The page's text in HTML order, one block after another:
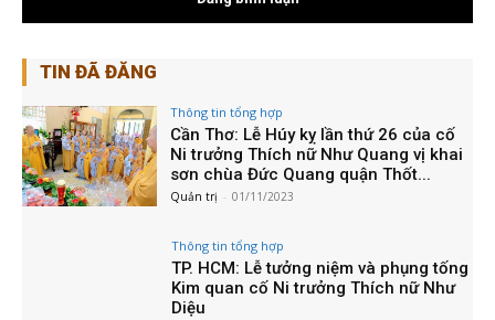
TIN ĐÃ ĐĂNG
Thông tin tổng hợp
Cần Thơ: Lễ Húy kỵ lần thứ 26 của cố
Ni trưởng Thích nữ Như Quang vị khai
sơn chùa Đức Quang quận Thốt...
Quản trị - 01/11/2023
Thông tin tổng hợp
TP. HCM: Lễ tưởng niệm và phụng tống
Kim quan cố Ni trưởng Thích nữ Như
Diệu